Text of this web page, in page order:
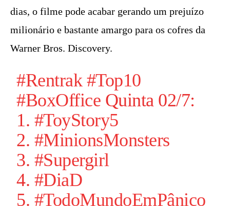
dias, o filme pode acabar gerando um prejuízo
milionário e bastante amargo para os cofres da
Warner Bros. Discovery.
#Rentrak #Top10
#BoxOffice Quinta 02/7:
1. #ToyStory5
2. #MinionsMonsters
3. #Supergirl
4. #DiaD
5. #TodoMundoEmPânico